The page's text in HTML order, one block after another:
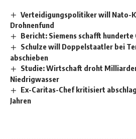
Verteidigungspolitiker will Nato-
Drohnenfund
Bericht: Siemens schafft
Schulze will Doppelstaatler bei
abschieben
Studie: Wirtschaft droht
Niedrigwasser
Ex-Caritas-Chef kritisiert
Jahren